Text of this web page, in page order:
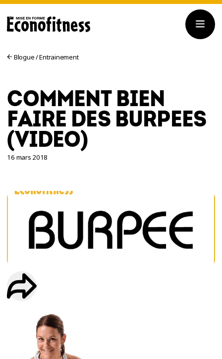
ESSAIS
ENTRAINEMENT
Blogue/Entrainement
COMMENT BIEN
FAIRE DES BURPEES
(VIDEO)
16 mars 2018